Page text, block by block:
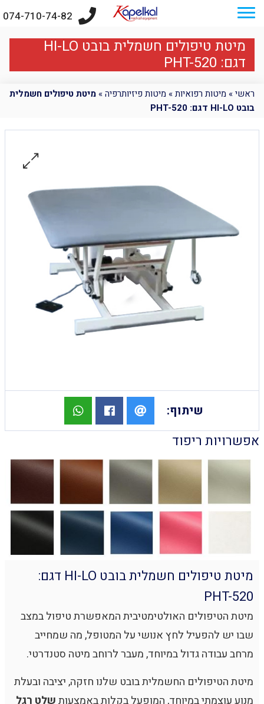
074-710-74-82
מיטת טיפולים חשמלית בובט HI-LO
דגם: PHT-520
ראשי» מיטות רפואיות» מיטות פיזיותרפיה» מיטת טיפולים חשמלית
בובט HI-LO דגם: PHT-520
מיטת טיפולים חשמלית בובט HI-LO דגם:
PHT-520
מיטת הטיפולים האולטימטיבית המאפשרת טיפול במצב
שבו יש להפעיל לחץ אנושי על המטופל, מה שמחייב
מרחב עבודה גדול במיוחד, מעבר לרוחב מיטה סטנדרטי.
מיטת הטיפולים החשמלית בובט שלנו חזקה, יציבה ובעלת
שיתוף:
אפשרויות ריפוד